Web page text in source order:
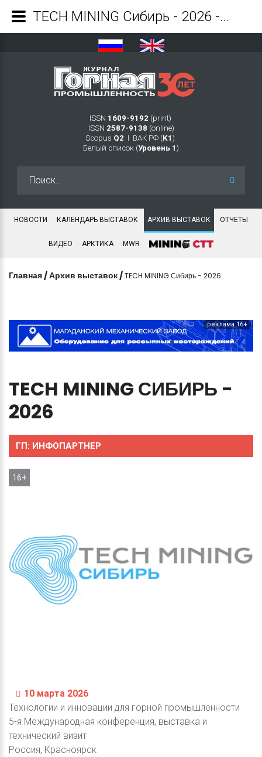
ISSN 1609-9192 (print)
ISSN 2587-9138 (online)
Scopus Q2 Ι ВАК РФ (K1 )
Белый список (Уровень 1 )
НОВОСТИ КАЛЕНДАРЬ ВЫСТАВОК АРХИВ ВЫСТАВОК ОТЧЕТЫ
ВИДЕО АРКТИКА MWR
Главная /Архив выставок /TECH MINING Сибирь - 2026
реклама 16+
TECH MINING СИБИРЬ -
2026
ГП: ИНФОПАРТНЕР
16+
10 марта 2026
Технологии и инновации для горной промышленности
5-я Международная конференция, выставка и
технический визит
Россия, Красноярск
TECH MINING Сибирь - 2026 - Журнал Горная промышленность